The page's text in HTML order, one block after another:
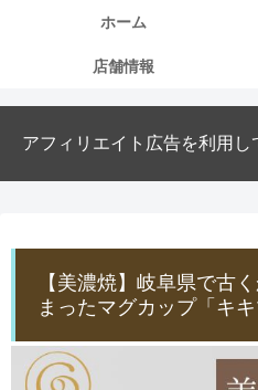
ホーム
店舗情報
アフィリエイト広告を利用し
【美濃焼】岐阜県で古
まったマグカップ「キ